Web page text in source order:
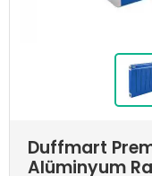
Duffmart
Alüminyum